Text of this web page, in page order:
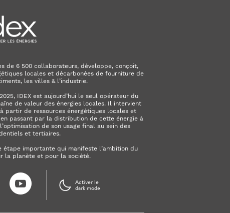
de 6 500 collaborateurs, développe, conçoit,
locales et décarbonées de fourniture de
les villes & l’industrie.
IDEX est aujourd’hui le seul opérateur du
de valeur des énergies locales. Il intervient
partir de ressources énergétiques locales et
passant par la distribution de cette énergie à
de son usage final au sein des
et tertiaires.
étape importante qui manifeste l’ambition du
la planète et pour la société.
Instagram
Activer le
dark mode